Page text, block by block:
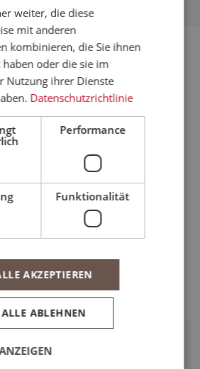
der 32. E-Commerce Stammtisch
Stadion statt – ein
Event für Onlinehändler und
Dresden und Umgebung. Das
in aktuelle Trends und
für KMU.
weiter, die diese
mit anderen
kombinieren, die Sie ihnen
oder die sie im
Nutzung ihrer Dienste
Datenschutzrichtlinie
Performance
Funktionalität
AKZEPTIEREN
ALLE ABLEHNEN